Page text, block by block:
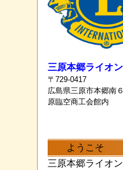
三原本郷ライオ
〒729-0417
広島県三原市本郷南
原臨空商工会館内
ようこそ
三原本郷ライオ